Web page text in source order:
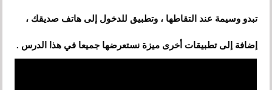
تبدو وسيمة عند التقاطها ، وتطبيق للدخول إلى هاتف صديقك ،
إضافة إلى تطبيقات أخرى ميزة نستعرضها جميعا في هذا الدرس .